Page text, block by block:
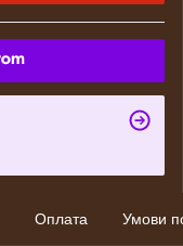
Оплата Умови